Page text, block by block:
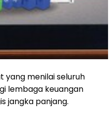
yang menilai seluruh
lembaga keuangan
jangka panjang.